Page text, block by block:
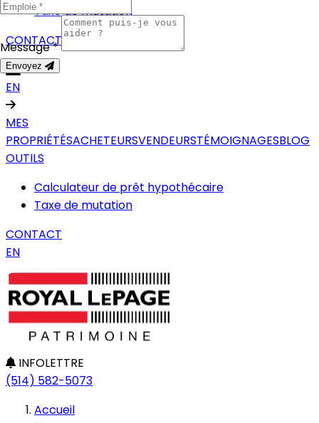
Taxe de mutation
CONTACT
EN
MES
PROPRIÉTÉSACHETEURSVENDEURSTÉMOIGNAGESBLOG
OUTILS
Calculateur de prêt hypothécaire
Taxe de mutation
CONTACT
EN
INFOLETTRE
(514) 582-5073
Accueil
Message *
Envoyez